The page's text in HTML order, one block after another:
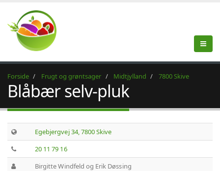
Forside Frugt og grøntsager Midtjylland 7800 Skive
Blåbær selv-pluk
Egebjergvej 34, 7800 Skive
20 11 79 16
Birgitte Windfeld og Erik Døssing